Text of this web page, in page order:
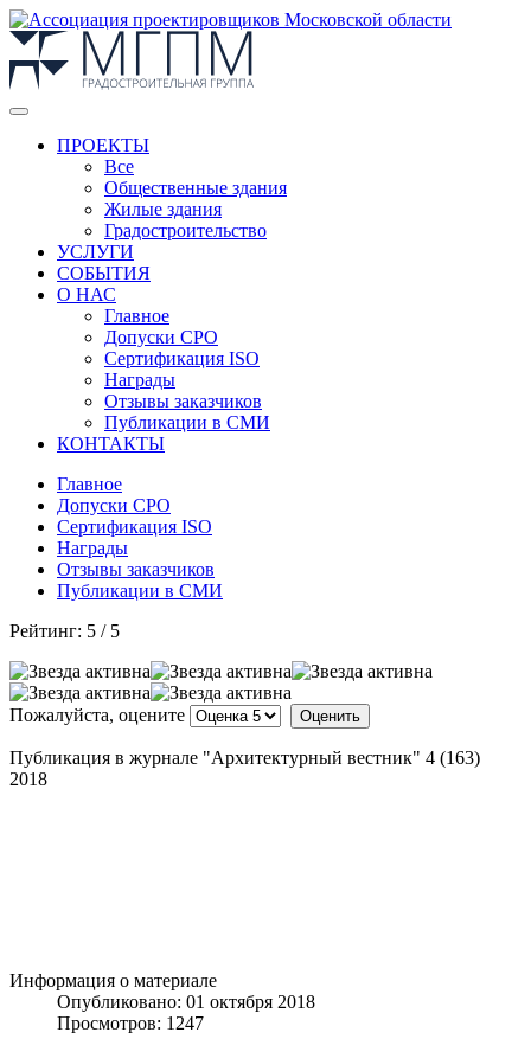
ПРОЕКТЫ
Все
Общественные здания
Жилые здания
Градостроительство
УСЛУГИ
СОБЫТИЯ
О НАС
Главное
Допуски СРО
Сертификация ISO
Награды
Отзывы заказчиков
Публикации в СМИ
КОНТАКТЫ
Главное
Допуски СРО
Сертификация ISO
Награды
Отзывы заказчиков
Публикации в СМИ
Рейтинг: 5 / 5
Пожалуйста, оцените
Публикация в журнале "Архитектурный вестник" 4 (163)
2018
Информация о материале
Опубликовано: 01 октября 2018
Просмотров: 1247